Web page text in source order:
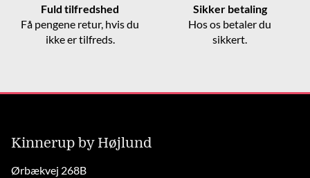
Fuld tilfredshed
Få pengene retur, hvis du
ikke er tilfreds.
Sikker betaling
Hos os betaler du
sikkert.
Kinnerup by Højlund
Ørbækvej 268B